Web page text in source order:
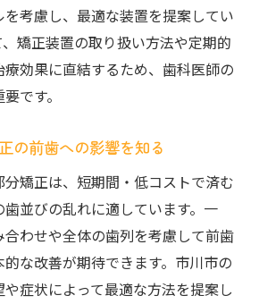
考慮し、最適な装置を提案してい
矯正装置の取り扱い方法や定期的
効果に直結するため、歯科医師の
です。
の前歯への影響を知る
矯正は、短期間・低コストで済む
並びの乱れに適しています。一
わせや全体の歯列を考慮して前歯
な改善が期待できます。市川市の
症状によって最適な方法を提案し